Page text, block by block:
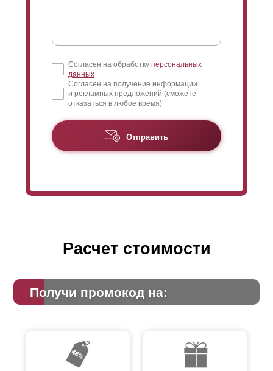
Согласен на обработку персональных
данных
Согласен на получение информации
и рекламных предложений (сможете
отказаться в любое время)
Отправить
Расчет стоимости
Получи промокод на: